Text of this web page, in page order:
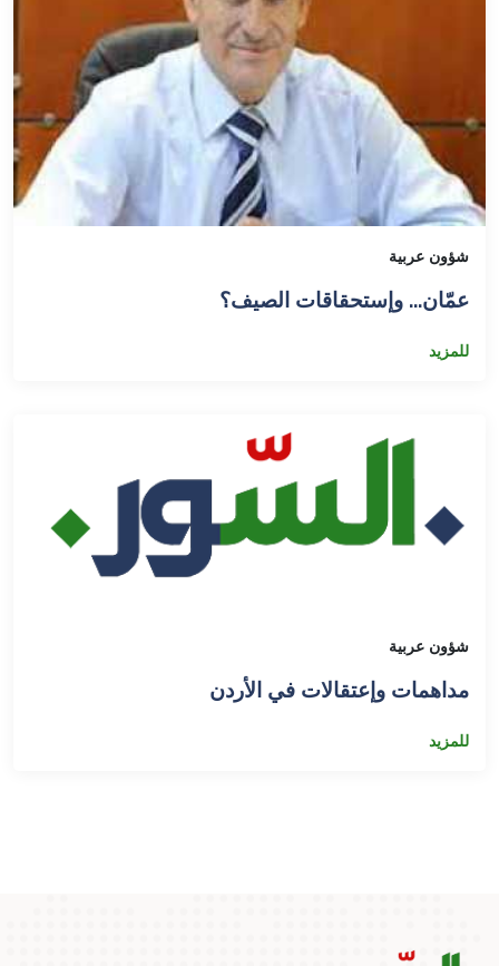
شؤون عربية
عمّان... وإستحقاقات الصيف؟
للمزيد
شؤون عربية
مداهمات وإعتقالات في الأردن
للمزيد